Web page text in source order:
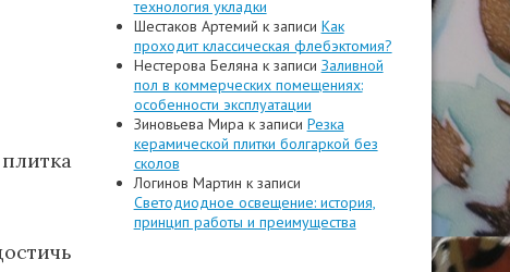
технология укладки
Шестаков Артемий к записи Как
проходит классическая флебэктомия?
Нестерова Беляна к записи Заливной
пол в коммерческих помещениях:
особенности эксплуатации
Зиновьева Мира к записи Резка
керамической плитки болгаркой без
сколов
Логинов Мартин к записи
Светодиодное освещение: история,
принцип работы и преимущества